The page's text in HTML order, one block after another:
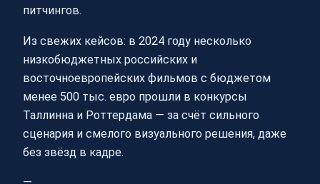
питчингов.
Из свежих кейсов: в 2024 году несколько
низкобюджетных российских и
восточноевропейских фильмов с бюджетом
менее 500 тыс. евро прошли в конкурсы
Таллинна и Роттердама — за счёт сильного
сценария и смелого визуального решения, даже
без звёзд в кадре.